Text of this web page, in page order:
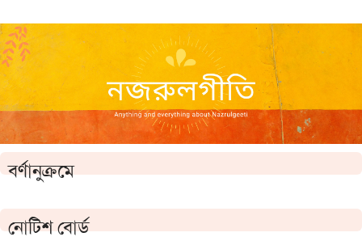
বর্ণানুক্রমে
নোটিশ বোর্ড